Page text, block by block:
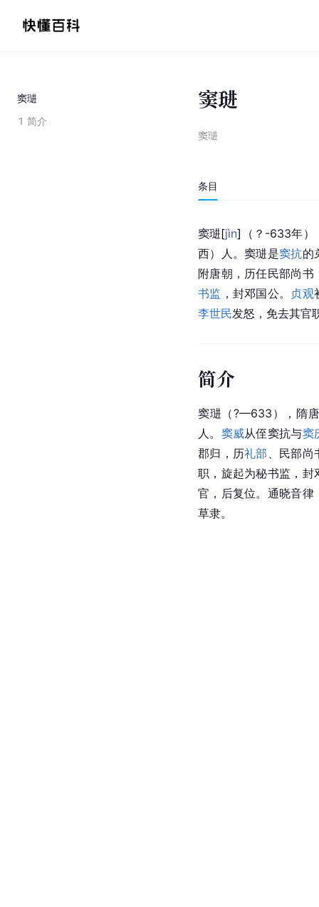
窦琎
1 简介
窦琎
窦琎
条目
窦琎[jìn]
（？-633年
西）人。窦琎是窦抗的
附唐朝，历任民部尚
书监 ，封邓国公。 贞观
李世民发怒，免去其官
简介
窦琎（?—633），隋
人。 窦威从侄窦抗与窦
郡归，历礼部 、民部
职，旋起为秘书监，封
官，后复位。通晓音律
草隶。